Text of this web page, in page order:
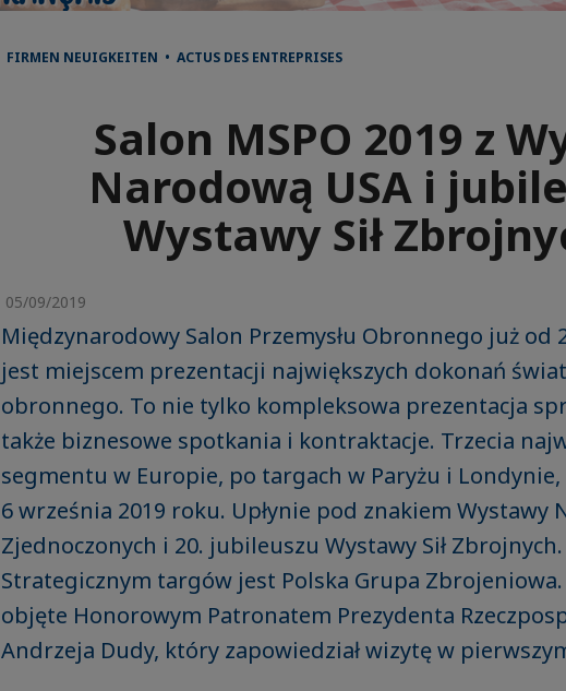
FIRMEN NEUIGKEITEN • ACTUS DES ENTREPRISES
Salon MSPO 2019 z
Narodową USA i
Wystawy Sił
05/09/2019
Międzynarodowy Salon Przemysłu Obronnego już od
jest miejscem prezentacji największych dokonań
obronnego. To nie tylko kompleksowa prezentacja
także biznesowe spotkania i kontraktacje. Trzecia
segmentu w Europie, po targach w Paryżu i
6 września 2019 roku. Upłynie pod znakiem Wystawy
Zjednoczonych i 20. jubileuszu Wystawy Sił
Strategicznym targów jest Polska Grupa Zbrojeniowa.
objęte Honorowym Patronatem Prezydenta
Andrzeja Dudy, który zapowiedział wizytę w